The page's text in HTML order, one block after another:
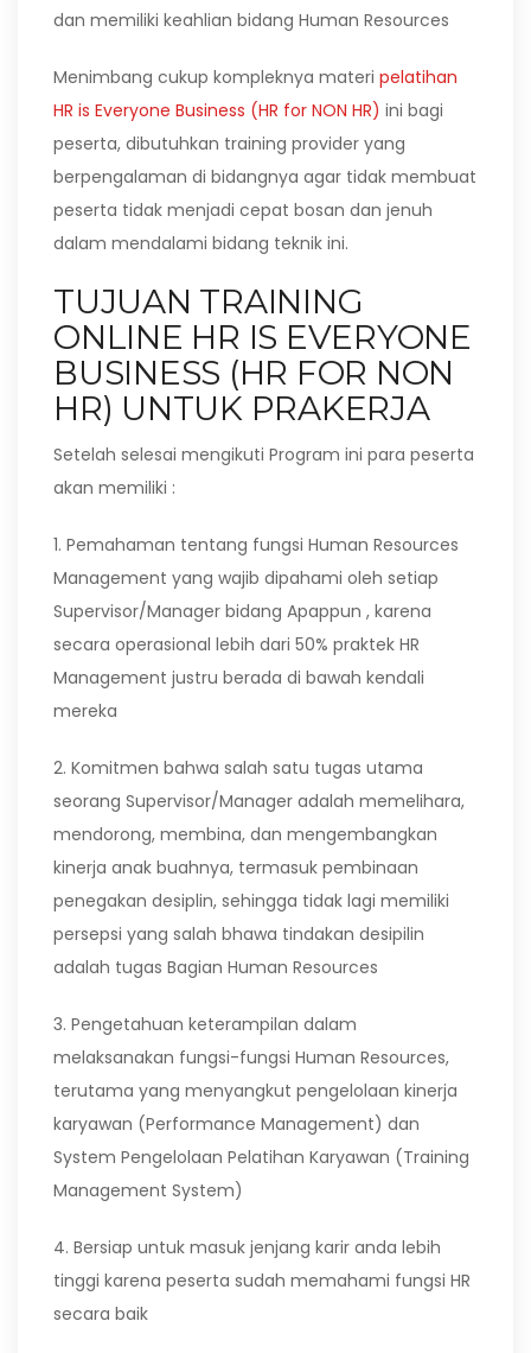
dan memiliki keahlian bidang Human Resources
Menimbang cukup kompleknya materi pelatihan
HR is Everyone Business (HR for NON HR) ini bagi
peserta, dibutuhkan training provider yang
berpengalaman di bidangnya agar tidak membuat
peserta tidak menjadi cepat bosan dan jenuh
dalam mendalami bidang teknik ini.
TUJUAN TRAINING
ONLINE HR IS EVERYONE
BUSINESS (HR FOR NON
HR) UNTUK PRAKERJA
Setelah selesai mengikuti Program ini para peserta
akan memiliki :
1. Pemahaman tentang fungsi Human Resources
Management yang wajib dipahami oleh setiap
Supervisor/Manager bidang Apappun , karena
secara operasional lebih dari 50% praktek HR
Management justru berada di bawah kendali
mereka
2. Komitmen bahwa salah satu tugas utama
seorang Supervisor/Manager adalah memelihara,
mendorong, membina, dan mengembangkan
kinerja anak buahnya, termasuk pembinaan
penegakan desiplin, sehingga tidak lagi memiliki
persepsi yang salah bhawa tindakan desipilin
adalah tugas Bagian Human Resources
3. Pengetahuan keterampilan dalam
melaksanakan fungsi-fungsi Human Resources,
terutama yang menyangkut pengelolaan kinerja
karyawan (Performance Management) dan
System Pengelolaan Pelatihan Karyawan (Training
Management System)
4. Bersiap untuk masuk jenjang karir anda lebih
tinggi karena peserta sudah memahami fungsi HR
secara baik